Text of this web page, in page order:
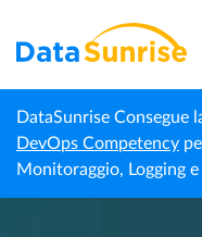
DataSunrise Consegue
DevOps Competency
Monitoraggio, Logging
Homepage Centro di